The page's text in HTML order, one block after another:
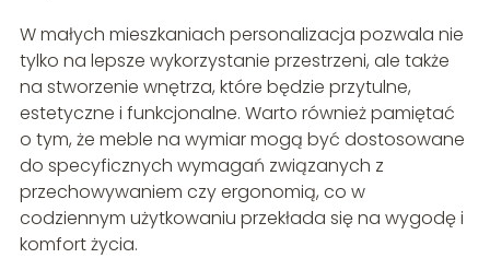
W małych mieszkaniach personalizacja pozwala nie
tylko na lepsze wykorzystanie przestrzeni, ale także
na stworzenie wnętrza, które będzie przytulne,
estetyczne i funkcjonalne. Warto również pamiętać
o tym, że meble na wymiar mogą być dostosowane
do specyficznych wymagań związanych z
przechowywaniem czy ergonomią, co w
codziennym użytkowaniu przekłada się na wygodę i
komfort życia.